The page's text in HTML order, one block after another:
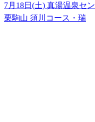
7月18日(土) 真湯温泉セ
栗駒山 須川コース・瑞